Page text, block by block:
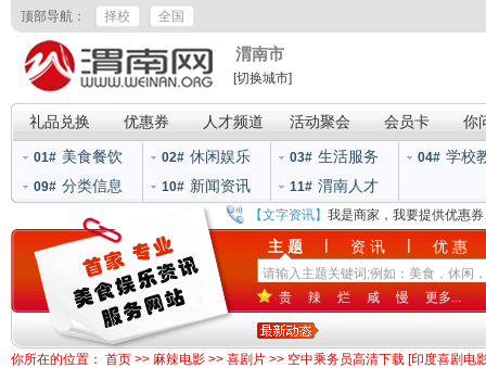
顶部导航： 择校 全国
渭南市
[切换城市]
礼品兑换 优惠券 人才频道 活动聚会 会员卡 你
01# 美食餐饮 02# 休闲娱乐 03# 生活服务 04# 学校
09# 分类信息 10# 新闻资讯 11# 渭南人才
【文字资讯】 我是商家，我要提供优惠
主 题 | 资 讯 | 优 惠
贵 辣 烂 咸 慢 更多...
你所在的位置： 首页 >> 麻辣电影 >> 喜剧片 >> 空中乘务员高清下载 [印度喜剧电